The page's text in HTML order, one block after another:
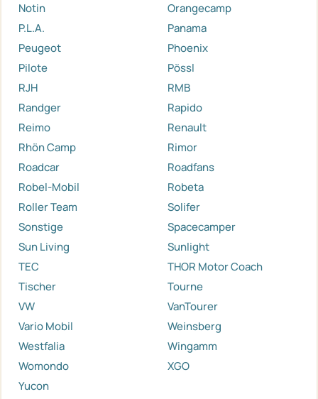
Notin
Orangecamp
P.L.A.
Panama
Peugeot
Phoenix
Pilote
Pössl
RJH
RMB
Randger
Rapido
Reimo
Renault
Rhön Camp
Rimor
Roadcar
Roadfans
Robel-Mobil
Robeta
Roller Team
Solifer
Sonstige
Spacecamper
Sun Living
Sunlight
TEC
THOR Motor Coach
Tischer
Tourne
VW
VanTourer
Vario Mobil
Weinsberg
Westfalia
Wingamm
Womondo
XGO
Yucon